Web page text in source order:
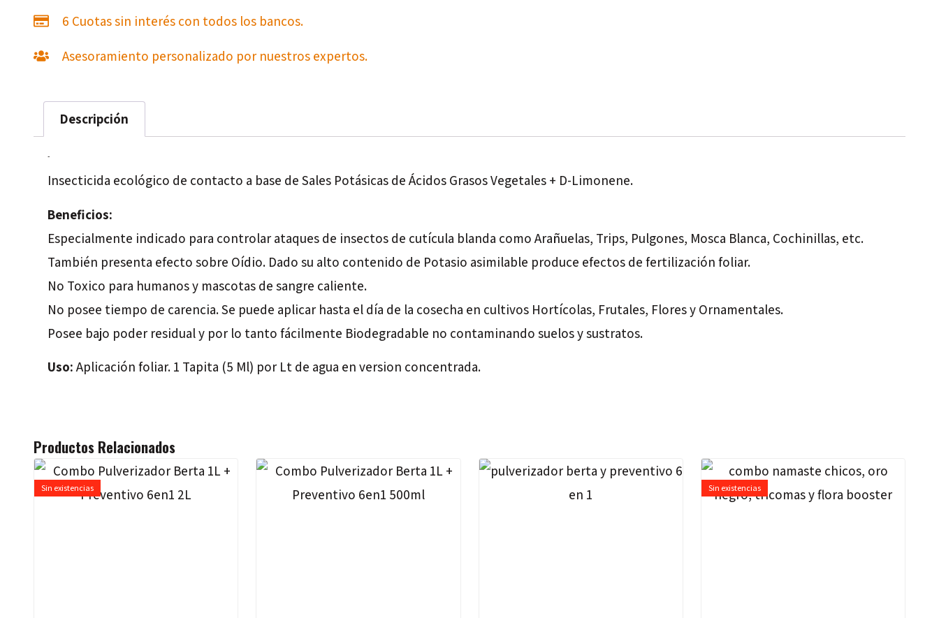
6 Cuotas sin interés con todos los bancos.
Asesoramiento personalizado por nuestros expertos.
Descripción
Insecticida ecológico de contacto a base de Sales Potásicas de Ácidos Grasos Vegetales + D-Limonene.
Beneficios:
Especialmente indicado para controlar ataques de insectos de cutícula blanda como Arañuelas, Trips, Pulgones, Mosca Blanca, Cochinillas, etc.
También presenta efecto sobre Oídio. Dado su alto contenido de Potasio asimilable produce efectos de fertilización foliar.
No Toxico para humanos y mascotas de sangre caliente.
No posee tiempo de carencia. Se puede aplicar hasta el día de la cosecha en cultivos Hortícolas, Frutales, Flores y Ornamentales.
Posee bajo poder residual y por lo tanto fácilmente Biodegradable no contaminando suelos y sustratos.
Uso: Aplicación foliar. 1 Tapita (5 Ml) por Lt de agua en version concentrada.
Productos Relacionados
Sin existencias Sin existencias